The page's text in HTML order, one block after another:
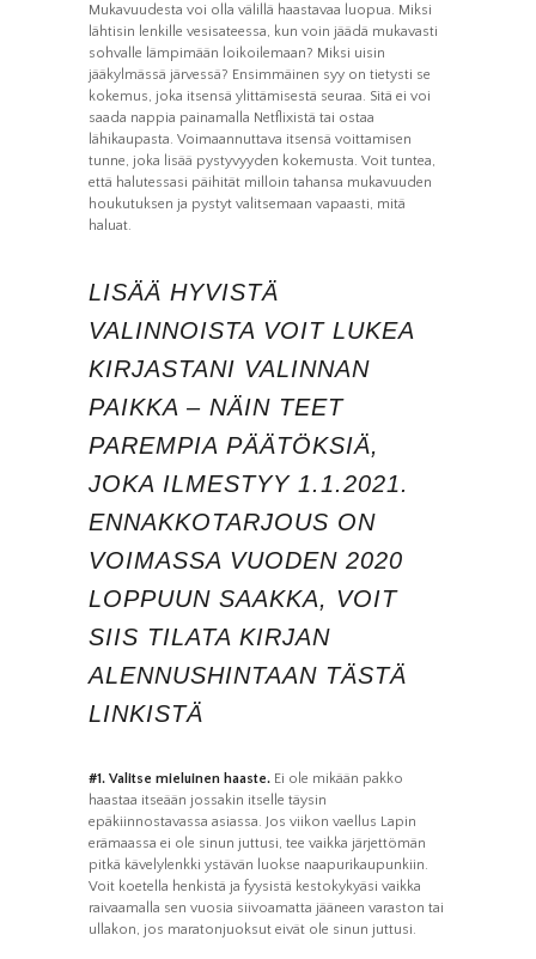
Mukavuudesta voi olla välillä haastavaa luopua. Miksi
lähtisin lenkille vesisateessa, kun voin jäädä mukavasti
sohvalle lämpimään loikoilemaan? Miksi uisin
jääkylmässä järvessä? Ensimmäinen syy on tietysti se
kokemus, joka itsensä ylittämisestä seuraa. Sitä ei voi
saada nappia painamalla Netflixistä tai ostaa
lähikaupasta. Voimaannuttava itsensä voittamisen
tunne, joka lisää pystyvyyden kokemusta. Voit tuntea,
että halutessasi päihität milloin tahansa mukavuuden
houkutuksen ja pystyt valitsemaan vapaasti, mitä
haluat.
LISÄÄ HYVISTÄ
VALINNOISTA VOIT LUKEA
KIRJASTANI VALINNAN
PAIKKA – NÄIN TEET
PAREMPIA PÄÄTÖKSIÄ,
JOKA ILMESTYY 1.1.2021.
ENNAKKOTARJOUS ON
VOIMASSA VUODEN 2020
LOPPUUN SAAKKA, VOIT
SIIS TILATA KIRJAN
ALENNUSHINTAAN TÄSTÄ
LINKISTÄ
#1. Valitse mieluinen haaste. Ei ole mikään pakko
haastaa itseään jossakin itselle täysin
epäkiinnostavassa asiassa. Jos viikon vaellus Lapin
erämaassa ei ole sinun juttusi, tee vaikka järjettömän
pitkä kävelylenkki ystävän luokse naapurikaupunkiin.
Voit koetella henkistä ja fyysistä kestokykyäsi vaikka
raivaamalla sen vuosia siivoamatta jääneen varaston tai
ullakon, jos maratonjuoksut eivät ole sinun juttusi.
Välttämättömät
eivät ole
tarvitaan, jotta
sivusto voi toimia.
Tilastot
toiminnallisuutta
ja rakennetta
sen perusteella
kuinka sitä
käytetään.
Kokemus
Jotta sivustomme